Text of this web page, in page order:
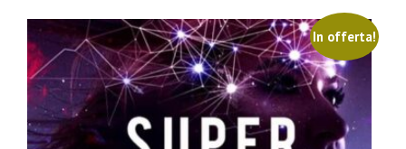
In offerta!